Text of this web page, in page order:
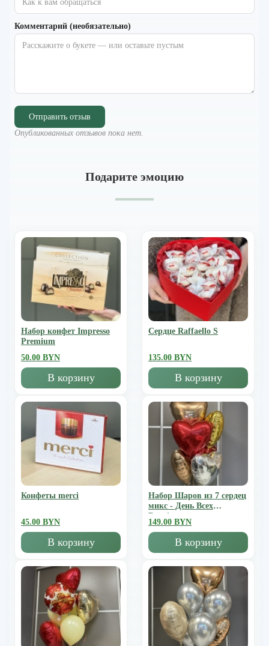
Комментарий (необязательно)
Отправить отзыв
Опубликованных отзывов пока нет.
Подарите эмоцию
Набор конфет Impresso
Premium
50.00 BYN
В корзину
Сердце Raffaello S
135.00 BYN
В корзину
Конфеты merci
45.00 BYN
В корзину
Набор Шаров из 7 сердец
микс - День Всех
Влюбленных
149.00 BYN
В корзину